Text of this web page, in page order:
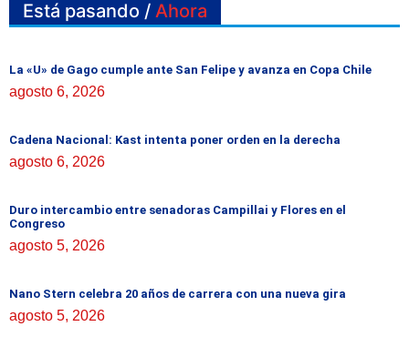
Está pasando / Ahora
La «U» de Gago cumple ante San Felipe y avanza en Copa Chile
agosto 6, 2026
Cadena Nacional: Kast intenta poner orden en la derecha
agosto 6, 2026
Duro intercambio entre senadoras Campillai y Flores en el
Congreso
agosto 5, 2026
Nano Stern celebra 20 años de carrera con una nueva gira
agosto 5, 2026